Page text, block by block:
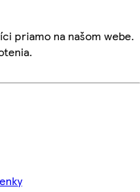
priamo na našom webe.